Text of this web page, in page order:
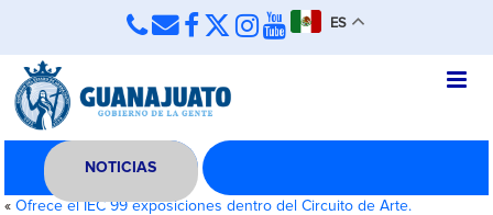
ES
NOTICIAS
«Ofrece el IEC 99 exposiciones dentro del Circuito de Arte.